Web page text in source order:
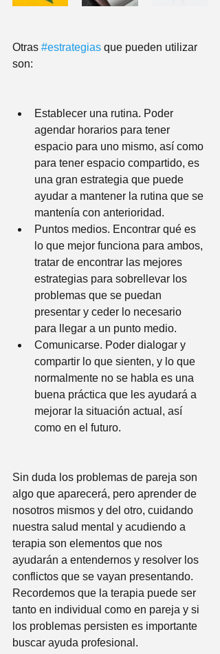
Otras #estrategias que pueden utilizar
son:
Establecer una rutina. Poder
agendar horarios para tener
espacio para uno mismo, así como
para tener espacio compartido, es
una gran estrategia que puede
ayudar a mantener la rutina que se
mantenía con anterioridad.
Puntos medios. Encontrar qué es
lo que mejor funciona para ambos,
tratar de encontrar las mejores
estrategias para sobrellevar los
problemas que se puedan
presentar y ceder lo necesario
para llegar a un punto medio.
Comunicarse. Poder dialogar y
compartir lo que sienten, y lo que
normalmente no se habla es una
buena práctica que les ayudará a
mejorar la situación actual, así
como en el futuro.
Sin duda los problemas de pareja son
algo que aparecerá, pero aprender de
nosotros mismos y del otro, cuidando
nuestra salud mental y acudiendo a
terapia son elementos que nos
ayudarán a entendernos y resolver los
conflictos que se vayan presentando.
Recordemos que la terapia puede ser
tanto en individual como en pareja y si
los problemas persisten es importante
buscar ayuda profesional.